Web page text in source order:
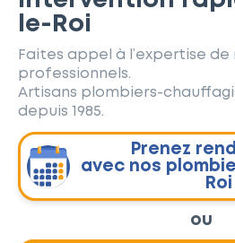
le-Roi
Faites appel à l’expertise
professionnels.
Artisans plombiers-
depuis 1985.
Prenez
avec nos
Roi
ou